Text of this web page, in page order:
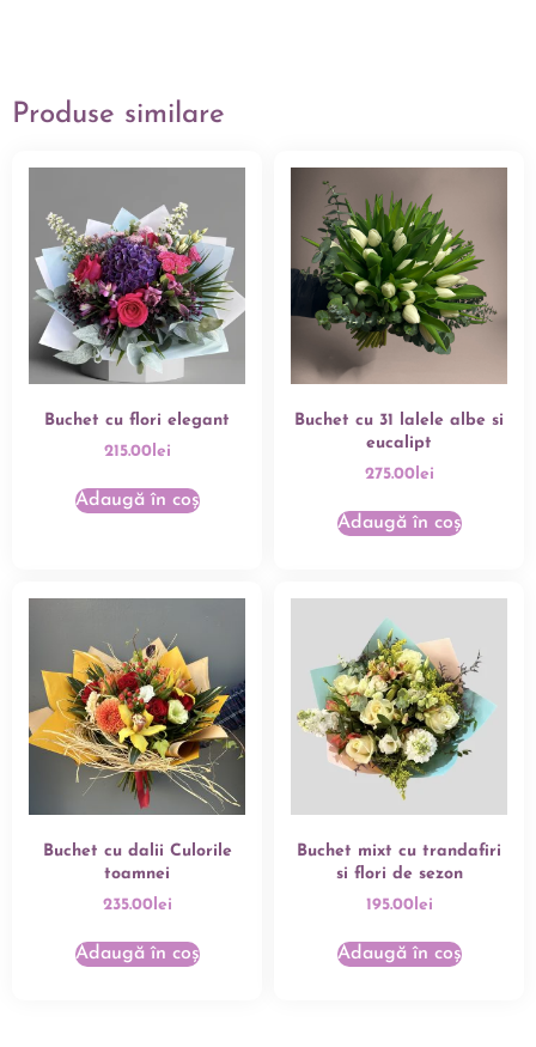
Produse similare
Buchet cu flori elegant
215.00lei
Adaugă în coș
Buchet cu 31 lalele albe si
eucalipt
275.00lei
Adaugă în coș
Buchet cu dalii Culorile
toamnei
235.00lei
Adaugă în coș
Buchet mixt cu trandafiri
si flori de sezon
195.00lei
Adaugă în coș